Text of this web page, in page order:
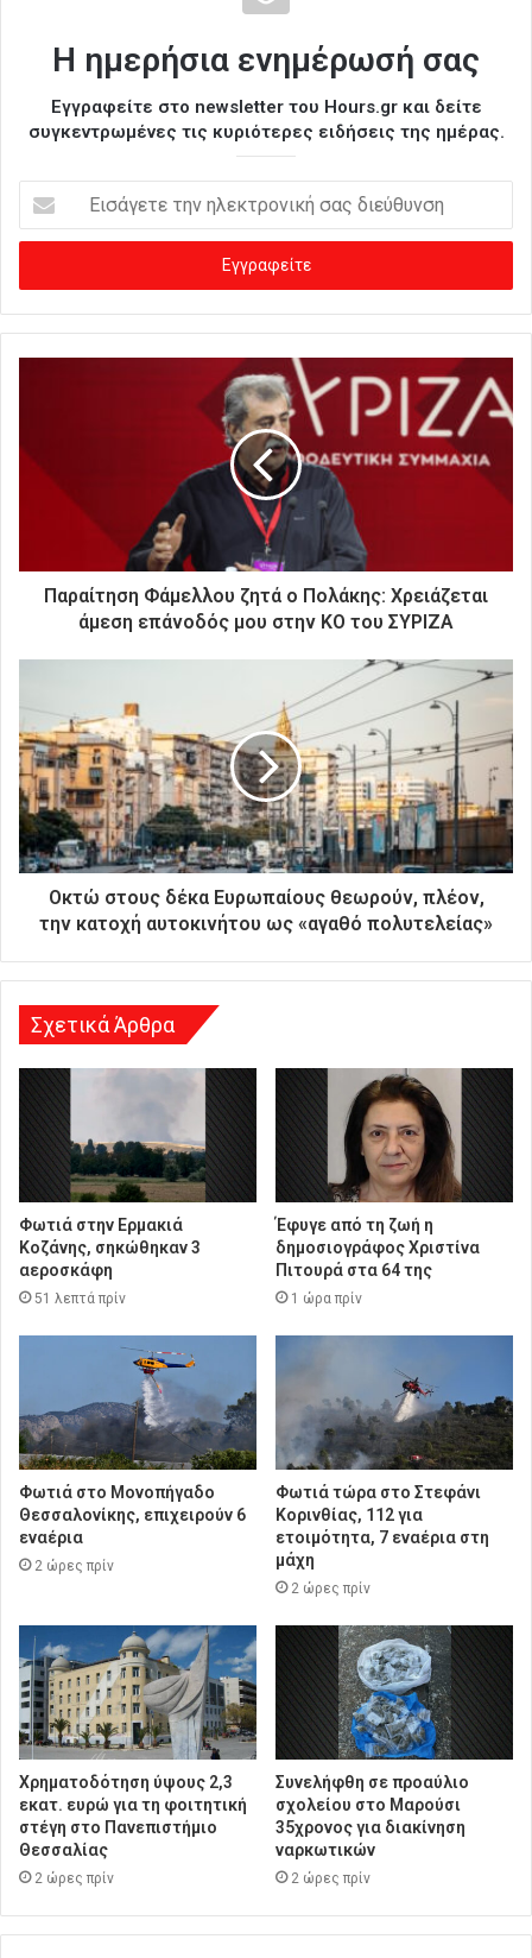
Η ημερήσια ενημέρωσή σας
Εγγραφείτε στο newsletter του Hours.gr και δείτε
συγκεντρωμένες τις κυριότερες ειδήσεις της ημέρας.
σ
γ
ε
ν
τ
σ
α
ς
δ
ι
ε
ν
Παραίτηση Φάμελλου ζητά ο Πολάκης: Χρειάζεται
άμεση επάνοδός μου στην ΚΟ του ΣΥΡΙΖΑ
Οκτώ στους δέκα Ευρωπαίους θεωρούν, πλέον,
την κατοχή αυτοκινήτου ως «αγαθό πολυτελείας»
Σχετικά Άρθρα
Φωτιά στην Ερμακιά
Κοζάνης, σηκώθηκαν 3
αεροσκάφη
51 λεπτά πρίν
Έφυγε από τη ζωή η
δημοσιογράφος Χριστίνα
Πιτουρά στα 64 της
1 ώρα πρίν
Φωτιά στο Μονοπήγαδο
Θεσσαλονίκης, επιχειρούν 6
εναέρια
2 ώρες πρίν
Φωτιά τώρα στο Στεφάνι
Κορινθίας, 112 για
ετοιμότητα, 7 εναέρια στη
μάχη
2 ώρες πρίν
Χρηματοδότηση ύψους 2,3
εκατ. ευρώ για τη φοιτητική
στέγη στο Πανεπιστήμιο
Θεσσαλίας
2 ώρες πρίν
Συνελήφθη σε προαύλιο
σχολείου στο Μαρούσι
35χρονος για διακίνηση
ναρκωτικών
2 ώρες πρίν